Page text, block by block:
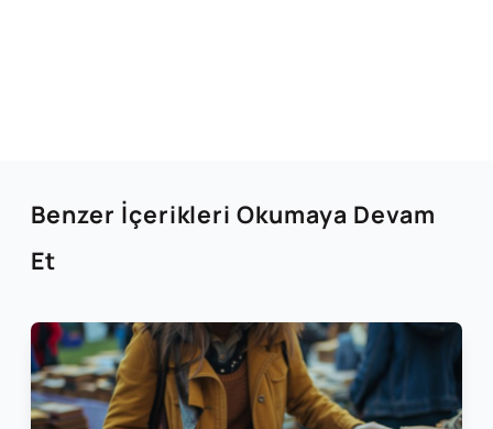
Benzer İçerikleri Okumaya Devam
Et